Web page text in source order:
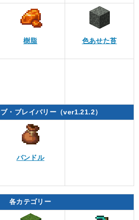
樹脂 色あせた苔
・ブレイバリー（ver1.21.2）
バンドル
各カテゴリー